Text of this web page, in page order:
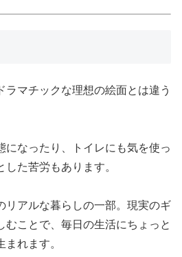
ラマチックな理想の絵面とは違う
になったり、トイレにも気を使っ
た苦労もあります。
リアルな暮らしの一部。現実のギ
むことで、毎日の生活にちょっと
れます。